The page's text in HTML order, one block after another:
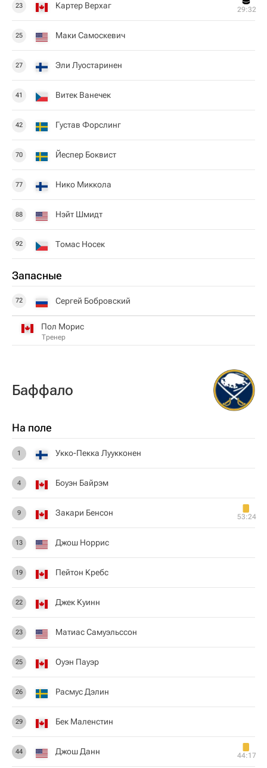
23 Картер Верхаг 29:32
25 Маки Самоскевич
27 Эли Луостаринен
41 Витек Ванечек
42 Густав Форслинг
70 Йеспер Боквист
77 Нико Миккола
88 Нэйт Шмидт
92 Томас Носек
Запасные
72 Сергей Бобровский
Пол Морис
Тренер
Баффало
На поле
1 Укко-Пекка Луукконен
4 Боуэн Байрэм
9 Закари Бенсон 53:24
13 Джош Норрис
19 Пейтон Кребс
22 Джек Куинн
23 Матиас Самуэльссон
25 Оуэн Пауэр
26 Расмус Дэлин
29 Бек Маленстин
44 Джош Данн 44:17